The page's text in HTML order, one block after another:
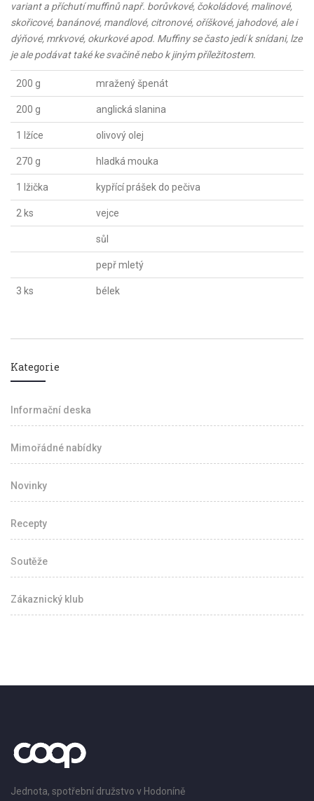
variant a příchutí muffinů např. borůvkové, čokoládové, malinové,
skořicové, banánové, mandlové, citronové, oříškové, jahodové, ale i
dýňové, mrkvové, okurkové apod. Muffiny se často jedí k snídani, lze
je ale podávat také ke svačině nebo k jiným příležitostem.
200 g mražený špenát
200 g anglická slanina
1 lžíce olivový olej
270 g hladká mouka
1 lžička kypřící prášek do pečiva
2 ks vejce
sůl
pepř mletý
3 ks bélek
Kategorie
Informační deska
Mimořádné nabídky
Novinky
Recepty
Soutěže
Zákaznický klub
Jednota, spotřební družstvo v Hodoníně